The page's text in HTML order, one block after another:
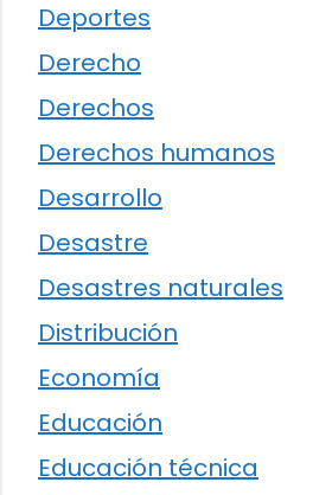
Deportes
Derecho
Derechos
Derechos humanos
Desarrollo
Desastre
Desastres naturales
Distribución
Economía
Educación
Educación técnica